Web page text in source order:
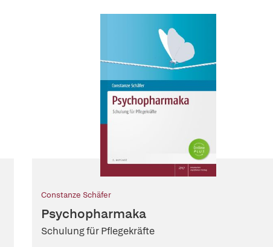
Constanze Schäfer
Psychopharmaka
Schulung für Pflegekräfte